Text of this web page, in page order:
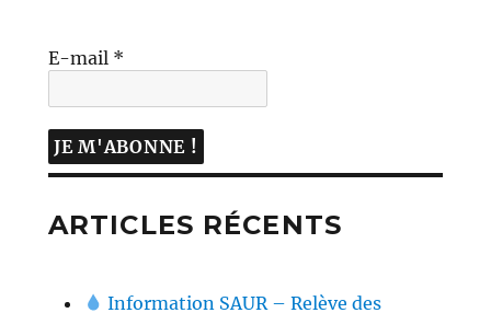
E-mail *
ARTICLES RÉCENTS
Information SAUR – Relève des